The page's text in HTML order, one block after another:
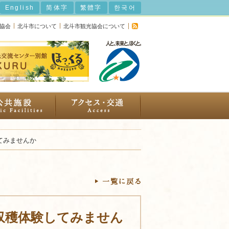
English 简体字 繁體字 한국어
会 北斗市について 北斗市観光協会について
みませんか
体験してみません